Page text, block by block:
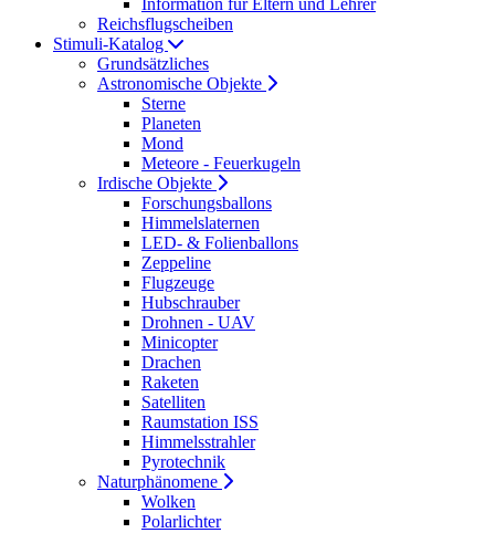
Information für Eltern und Lehrer
Reichsflugscheiben
Stimuli-Katalog
Grundsätzliches
Astronomische Objekte
Sterne
Planeten
Mond
Meteore - Feuerkugeln
Irdische Objekte
Forschungsballons
Himmelslaternen
LED- & Folienballons
Zeppeline
Flugzeuge
Hubschrauber
Drohnen - UAV
Minicopter
Drachen
Raketen
Satelliten
Raumstation ISS
Himmelsstrahler
Pyrotechnik
Naturphänomene
Wolken
Polarlichter